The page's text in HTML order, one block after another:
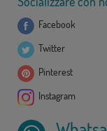
Facebook
Twitter
Pinterest
Instagram